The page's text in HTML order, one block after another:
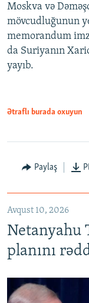
Moskva və
mövcudluğunun
memorandum
da Suriyanın
yayıb.
Ətraflı burada oxuyun
Paylaş
Avqust 10, 2026
Netanyahu
planını